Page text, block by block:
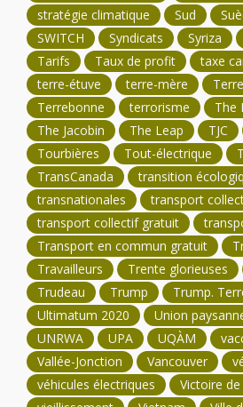
stratégie climatique
Sud
SWITCH
Syndicats Syriza
Tarifs
Taux de profit
taxe
terre-étuve
terre-mère
Terrebonne
terrorisme
The
The Jacobin
The Leap TJC
Tourbières
Tout-électrique
TransCanada
transition
transnationales
transport
transport collectif gratuit
Transport en commun gratuit
Travailleurs
Trente glorieuses
Trudeau
Trump Trump.
Ultimatum 2020
Union
UNRWA
UPA UQÀM
Vallée-Jonction
Vancouver
véhicules électriques
Victoire